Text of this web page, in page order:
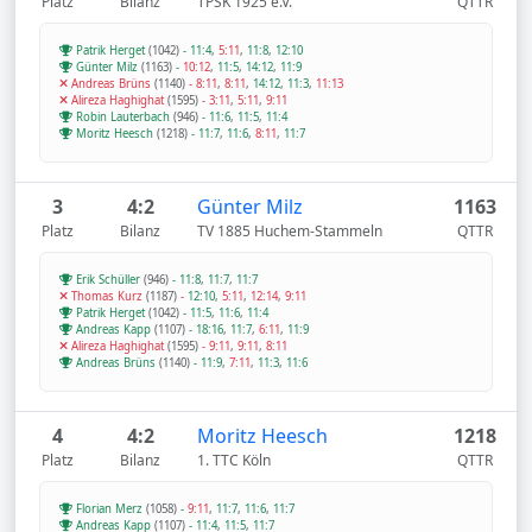
Patrik Herget(1042) - 11:4, 5:11, 11:8, 12:10
Günter Milz (1163) - 10:12, 11:5, 14:12, 11:9
Andreas Brüns (1140) - 8:11, 8:11, 14:12, 11:3, 11:13
Alireza Haghighat(1595) - 3:11, 5:11, 9:11
Robin Lauterbach (946) - 11:6, 11:5, 11:4
Moritz Heesch (1218) - 11:7, 11:6, 8:11, 11:7
3
Platz
4:2
Bilanz
Günter Milz
TV 1885 Huchem-Stammeln
1163
QTTR
Erik Schüller (946) - 11:8, 11:7, 11:7
Thomas Kurz (1187) - 12:10, 5:11, 12:14, 9:11
Patrik Herget(1042) - 11:5, 11:6, 11:4
Andreas Kapp (1107) - 18:16, 11:7, 6:11, 11:9
Alireza Haghighat(1595) - 9:11, 9:11, 8:11
Andreas Brüns (1140) - 11:9, 7:11, 11:3, 11:6
4
Platz
4:2
Bilanz
Moritz Heesch
1. TTC Köln
1218
QTTR
Florian Merz (1058) - 9:11, 11:7, 11:6, 11:7
Andreas Kapp (1107) - 11:4, 11:5, 11:7